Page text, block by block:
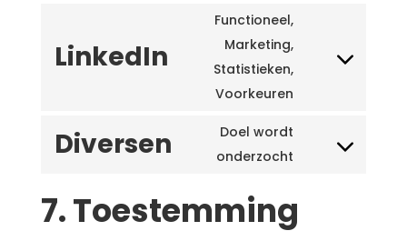
youtube
LinkedIn
Functioneel,
Marketing,
Statistieken,
Voorkeuren
Consent
linkedin
Diversen
Doel wordt
onderzocht
Consent
7. Toestemming